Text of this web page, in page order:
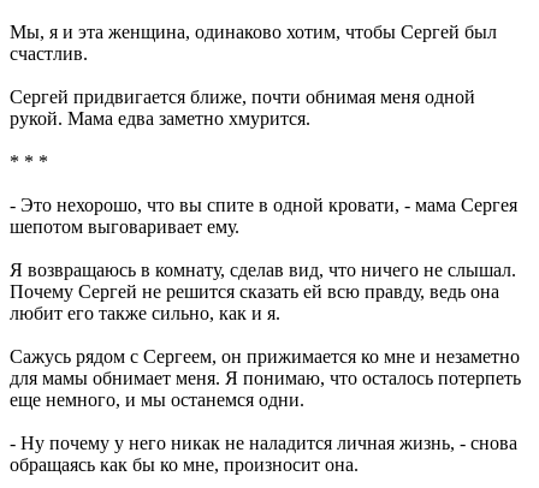
Мы, я и эта женщина, одинаково хотим, чтобы Сергей был
счастлив.
Сергей придвигается ближе, почти обнимая меня одной
рукой. Мама едва заметно хмурится.
* * *
- Это нехорошо, что вы спите в одной кровати, - мама Сергея
шепотом выговаривает ему.
Я возвращаюсь в комнату, сделав вид, что ничего не слышал.
Почему Сергей не решится сказать ей всю правду, ведь она
любит его также сильно, как и я.
Сажусь рядом с Сергеем, он прижимается ко мне и незаметно
для мамы обнимает меня. Я понимаю, что осталось потерпеть
еще немного, и мы останемся одни.
- Ну почему у него никак не наладится личная жизнь, - снова
обращаясь как бы ко мне, произносит она.